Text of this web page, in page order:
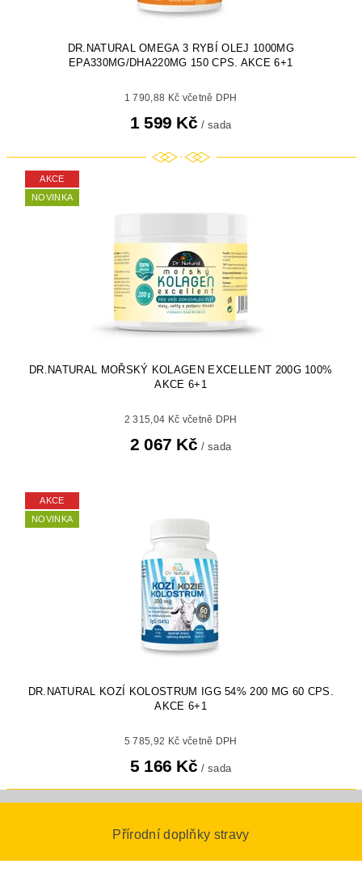
DR.NATURAL OMEGA 3 RYBÍ OLEJ 1000MG
EPA330MG/DHA220MG 150 CPS. AKCE 6+1
1 790,88 Kč včetně DPH
1 599 Kč / sada
AKCE
NOVINKA
DR.NATURAL MOŘSKÝ KOLAGEN EXCELLENT 200G 100%
AKCE 6+1
2 315,04 Kč včetně DPH
2 067 Kč / sada
AKCE
NOVINKA
DR.NATURAL KOZÍ KOLOSTRUM IGG 54% 200 MG 60 CPS.
AKCE 6+1
5 785,92 Kč včetně DPH
5 166 Kč / sada
Přírodní doplňky stravy